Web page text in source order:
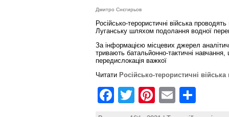
Дмитро Снєгирьов
Російсько-терористичні війська
Луганську шляхом подолання водної
За інформацією місцевих джерел
тривають батальйонно-тактичні
передислокація важкої
Читати Російсько-терористичні
F
T
w
Pi
nt
E
m